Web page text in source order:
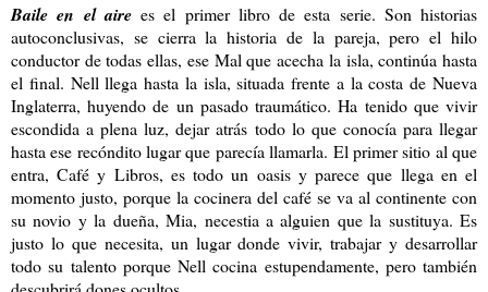
Baile en el airees el primer libro de esta serie. Son historias
autoconclusivas, se cierra la historia de la pareja, pero el hilo
conductor de todas ellas, ese Mal que acecha la isla, continúa hasta
el final. Nell llega hasta la isla, situada frente a la costa de Nueva
Inglaterra, huyendo de un pasado traumático. Ha tenido que vivir
escondida a plena luz, dejar atrás todo lo que conocía para llegar
hasta ese recóndito lugar que parecía llamarla. El primer sitio al que
entra, Café y Libros, es todo un oasis y parece que llega en el
momento justo, porque la cocinera del café se va al continente con
su novio y la dueña, Mia, necestia a alguien que la sustituya. Es
justo lo que necesita, un lugar donde vivir, trabajar y desarrollar
todo su talento porque Nell cocina estupendamente, pero también